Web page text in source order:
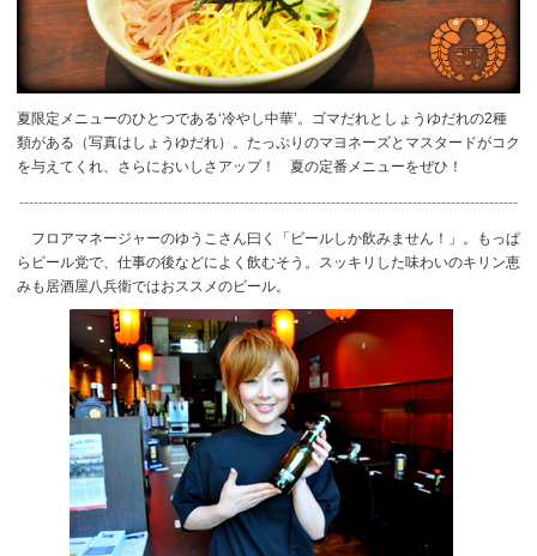
夏限定メニューのひとつである‘冷やし中華’。ゴマだれとしょうゆだれの2種
類がある（写真はしょうゆだれ）。たっぷりのマヨネーズとマスタードがコク
を与えてくれ、さらにおいしさアップ！ 夏の定番メニューをぜひ！
--------------------------------------------------------------------------------------------------------
フロアマネージャーのゆうこさん曰く「ビールしか飲みません！」。もっぱ
らビール党で、仕事の後などによく飲むそう。スッキリした味わいのキリン恵
みも居酒屋八兵衛ではおススメのビール。